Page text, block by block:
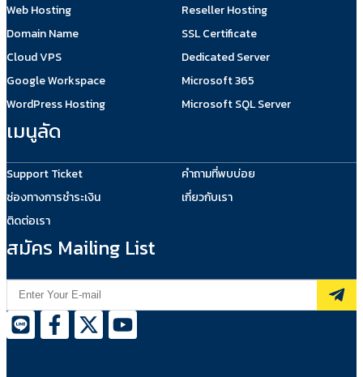
Web Hosting
Domain Name
Cloud VPS
Google Workspace
WordPress Hosting
Reseller Hosting
SSL Certificate
Dedicated Server
Microsoft 365
Microsoft SQL Server
เมนูลัด
Support Ticket
ช่องทางการชำระเงิน
ติดต่อเรา
คำถามที่พบบ่อย
เกี่ยวกับเรา
สมัคร Mailing List